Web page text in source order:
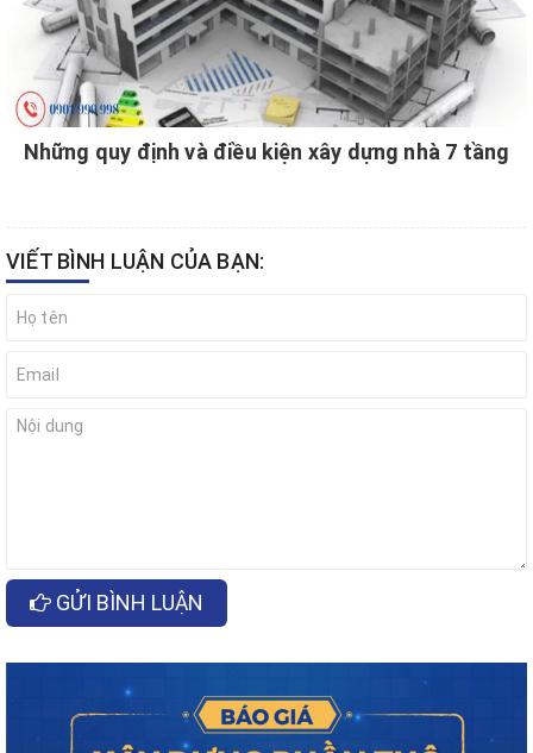
Những quy định và điều kiện xây dựng nhà 7 tầng
VIẾT BÌNH LUẬN CỦA BẠN:
GỬI BÌNH LUẬN